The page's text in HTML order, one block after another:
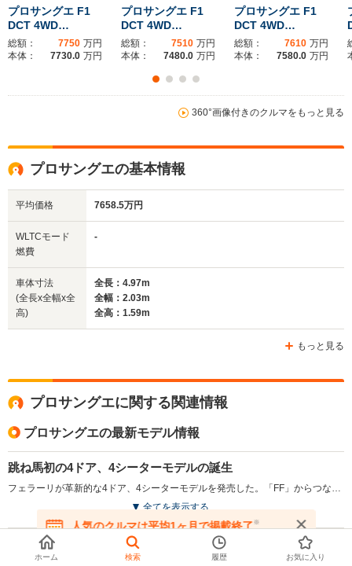
燃費
駆動方式
ホイールベース
-m
ホイールベース
-m
ホイー
プロサングエ F1
DCT 4WD…
総額： 7750 万円
本体：
7730.0 万円
プロサングエ F1
DCT 4WD…
総額： 7510 万円
本体：
7480.0 万円
プロサングエ F1
DCT 4WD…
総額： 7610 万円
本体：
7580.0 万円
360°画像付きのクルマをもっと見る
プロサングエの基本情報
平均価格 7658.5万円
WLTCモード
燃費
-
車体寸法
(全長x全幅x全
高)
全長：4.97m
全幅：2.03m
全高：1.59m
もっと見る
プロサングエに関する関連情報
プロサングエの最新モデル情報
跳ね馬初の4ドア、4シーターモデルの誕生
フェラーリが革新的な4ドア、4シーターモデルを発売した。「FF」からつながる、フロントミッドシップにV12エンジン、リアにギアボックスを搭載するトランスアクスルながら、エンジン前方のPTUから前輪へ出力する4WDという独自のメカニズムを搭載したクロスオーバーモデルとなっている。先進安全装備を満載し、アクティブサスペンション、フロントのトルクベクタリング、4WS機構などの走行性能に寄与するメカニズムも多数搭載している。リアドアは通常とは逆の後ろヒンジとし、二重構造のフェンダーを利用しタイヤまわりの乱流を制御するなど、デザインも新機軸を満載している。（2022.9）
全てを表示する
プロサングエの最新記事
人気のクルマは平均1ヶ月で掲載終了※
在庫が無くなる前にお問い合わせください
ホーム 検索 履歴 お気に入り